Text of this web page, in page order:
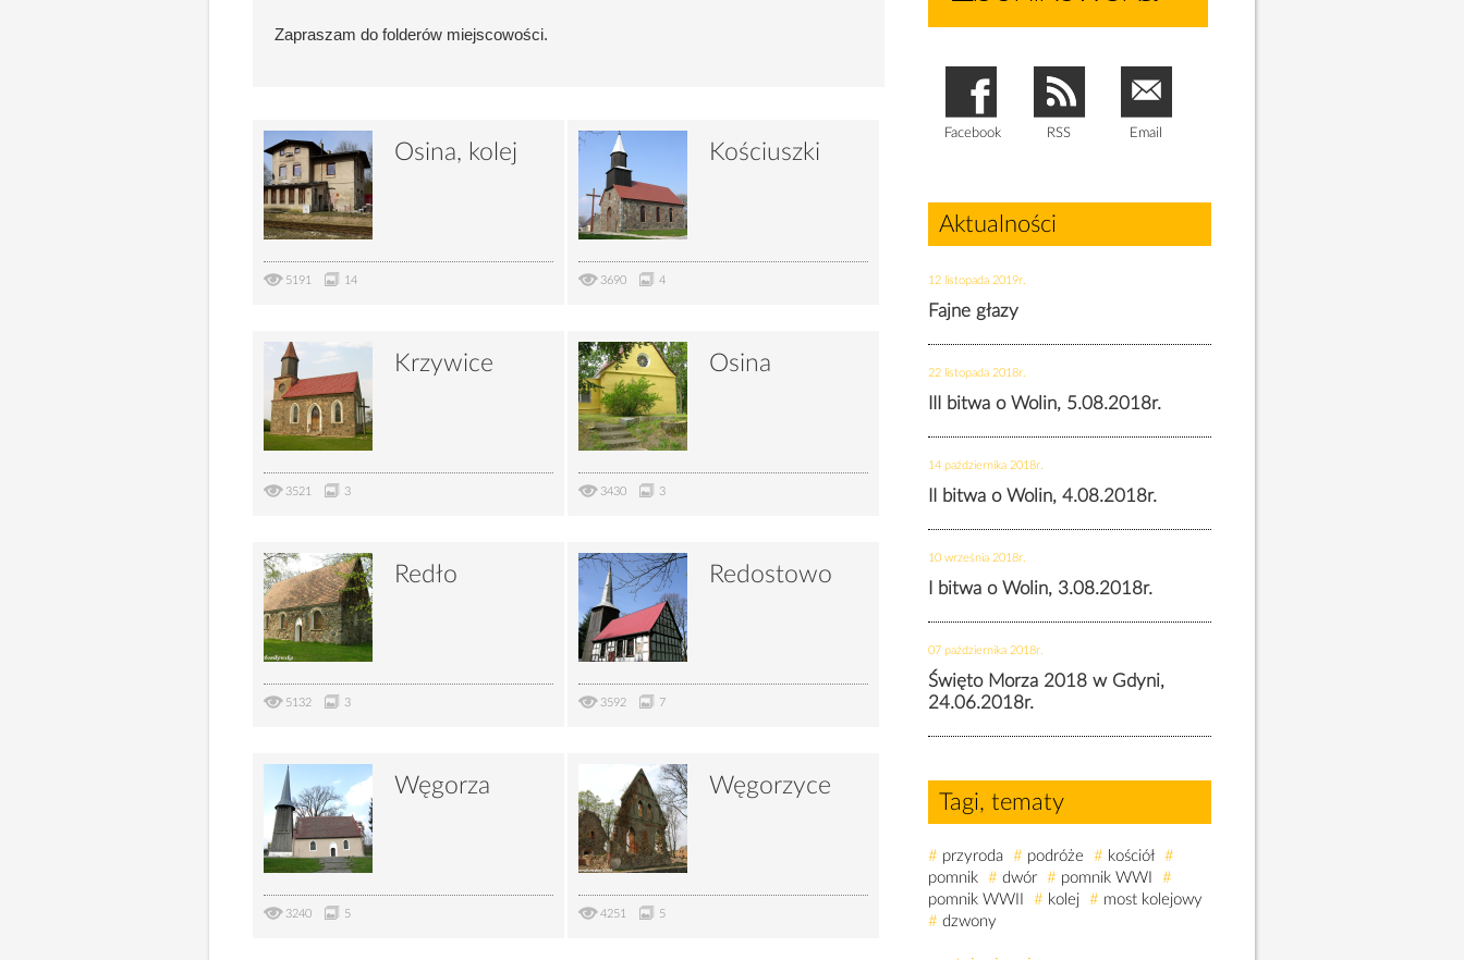
Zapraszam do folderów miejscowości.
Osina, kolej
5191 14
Kościuszki
3690 4
Krzywice
3521 3
Osina
3430 3
Redło
5132 3
Redostowo
3592 7
Węgorza
3240 5
Węgorzyce
4251 5
Facebook RSS Email
Aktualności
12 listopada 2019r.
Fajne głazy
22 listopada 2018r.
III bitwa o Wolin, 5.08.2018r.
14 października 2018r.
II bitwa o Wolin, 4.08.2018r.
10 września 2018r.
I bitwa o Wolin, 3.08.2018r.
07 października 2018r.
Święto Morza 2018 w Gdyni,
24.06.2018r.
Tagi, tematy
# przyroda # podróże # kościół #
pomnik # dwór # pomnik WWI
#
pomnik WWII
# kolej # most kolejowy
# dzwony